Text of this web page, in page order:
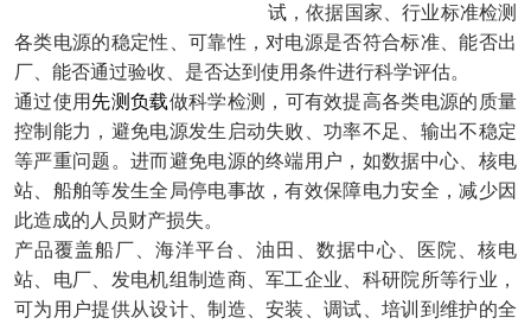
试，依据国家、行业标准检测
各类电源的稳定性、可靠性，对电源是否符合标准、能否出
厂、能否通过验收、是否达到使用条件进行科学评估。
通过使用 先测负载做科学检测，可有效提高各类电源的质量
控制能力，避免电源发生启动失败、功率不足、输出不稳定
等严重问题。进而避免电源的终端用户，如数据中心、核电
站、船舶等发生全局停电事故，有效保障电力安全，减少因
此造成的人员财产损失。
产品覆盖船厂、海洋平台、油田、数据中心、医院、核电
站、电厂、发电机组制造商、军工企业、科研院所等行业，
可为用户提供从设计、制造、安装、调试、培训到维护的全